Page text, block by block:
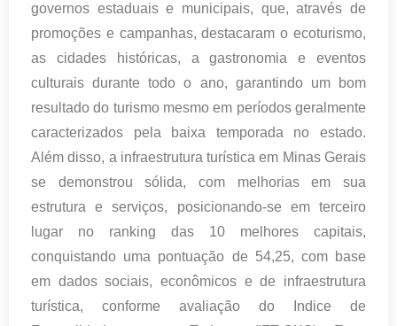
governos estaduais e municipais, que, através de
promoções e campanhas, destacaram o ecoturismo,
as cidades históricas, a gastronomia e eventos
culturais durante todo o ano, garantindo um bom
resultado do turismo mesmo em períodos geralmente
caracterizados pela baixa temporada no estado.
Além disso, a infraestrutura turística em Minas Gerais
se demonstrou sólida, com melhorias em sua
estrutura e serviços, posicionando-se em terceiro
lugar no ranking das 10 melhores capitais,
conquistando uma pontuação de 54,25, com base
em dados sociais, econômicos e de infraestrutura
turística, conforme avaliação do Indice de